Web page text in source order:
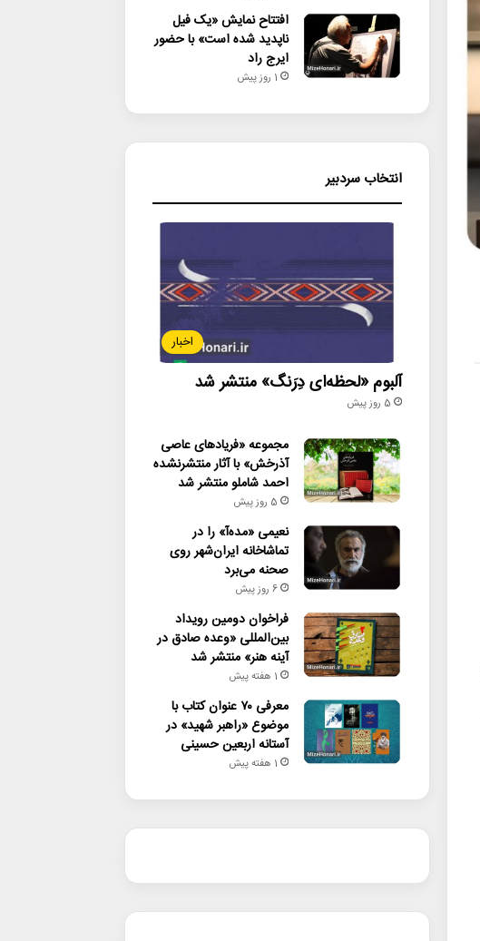
افتتاح نمایش «یک فیل
ناپدید شده است» با حضور
ایرج راد
1 روز پیش
انتخاب سردبیر
اخبار
آلبوم «لحظه‌ای دِرَنگ» منتشر شد
5 روز پیش
مجموعه «فریادهای عاصی
آذرخش» با آثار منتشرنشده
احمد شاملو منتشر شد
5 روز پیش
نعیمی «مده‌آ» را در
تماشاخانه ایران‌شهر روی
صحنه می‌برد
6 روز پیش
فراخوان دومین رویداد
بین‌المللی «وعده صادق در
آینه هنر» منتشر شد
1 هفته پیش
معرفی ۷۰ عنوان کتاب با
موضوع «راهبر شهید» در
آستانه اربعین حسینی
1 هفته پیش